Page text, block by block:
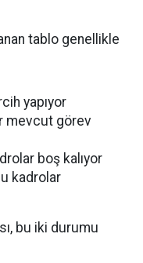
tablo genellikle
yapıyor
mevcut görev
boş kalıyor
kadrolar
bu iki durumu